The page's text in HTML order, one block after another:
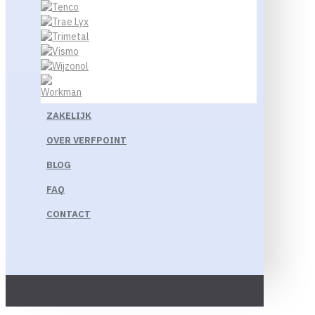
ZAKELIJK
OVER VERFPOINT
BLOG
FAQ
CONTACT